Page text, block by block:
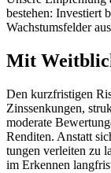
bestehen: Investiert
Wachs­tums­felder
Mit
Den kurzfri­stigen
Zinssen­kungen,
moderate
Renditen. Anstatt
tungen verleiten zu
im Erkennen